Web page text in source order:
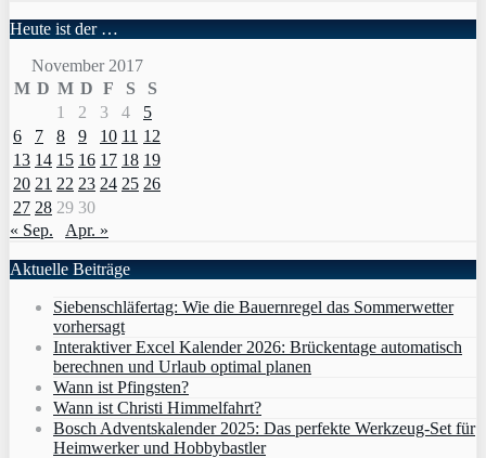
Heute ist der …
November 2017
M D M D F S
S
1
2 3 4
5
6
7 8 9 10 11 12
13 14 15 16 17 18 19
20 21 22 23 24 25 26
27 28 29 30
« Sep.
Apr. »
Aktuelle Beiträge
Siebenschläfertag: Wie die Bauernregel das Sommerwetter
vorhersagt
Interaktiver Excel Kalender 2026: Brückentage automatisch
berechnen und Urlaub optimal planen
Wann ist Pfingsten?
Wann ist Christi Himmelfahrt?
Bosch Adventskalender 2025: Das perfekte Werkzeug-Set für
Heimwerker und Hobbybastler